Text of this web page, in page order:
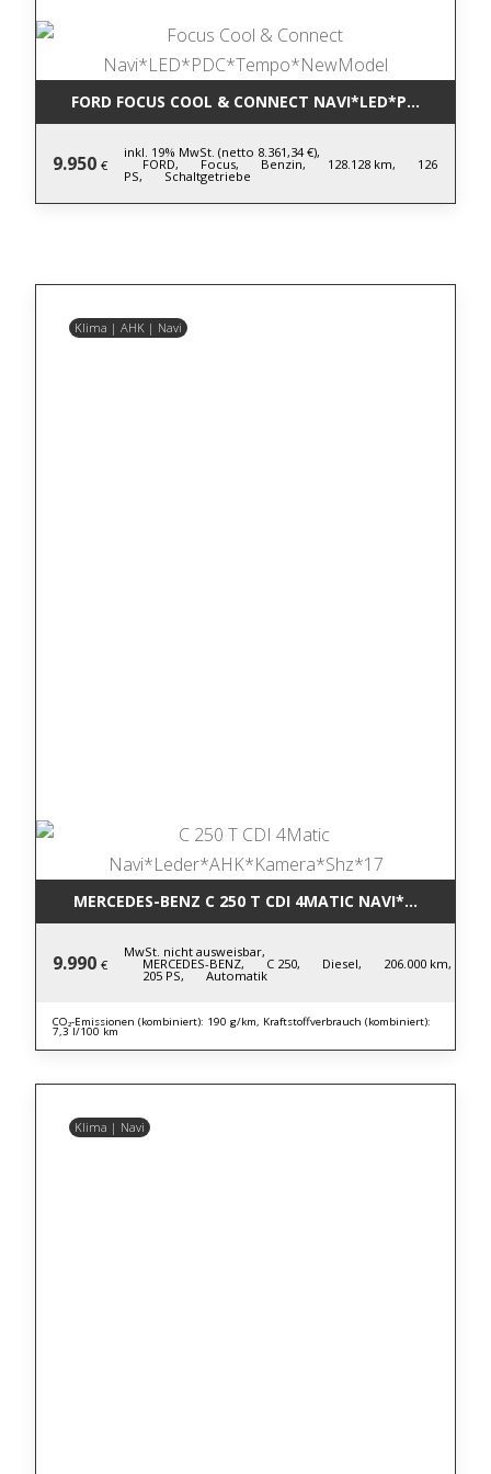
FORD FOCUS COOL & CONNECT
9.950 €
inkl. 19% MwSt. (netto 8.361,34 €),
FORD, Focus, Benzin, 128.128 km, 126
PS, Schaltgetriebe
Klima | AHK | Navi
MERCEDES-BENZ C 250 T CDI 4MATIC
9.990 €
MwSt. nicht ausweisbar,
MERCEDES-BENZ, C 250, Diesel, 206.000 km,
205 PS, Automatik
CO₂-Emissionen (kombiniert): 190 g/km, Kraftstoffverbrauch (kombiniert):
7,3 l/100 km
Klima | Navi